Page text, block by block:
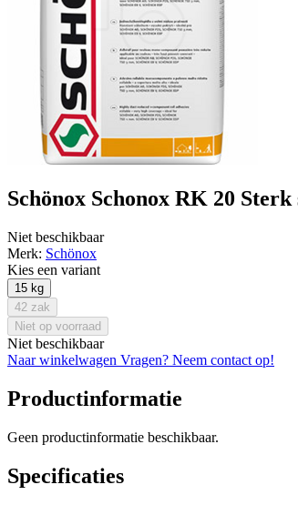
Schönox Schonox RK 20
Niet beschikbaar
Merk: Schönox
Kies een variant
15 kg
42 zak
Niet op voorraad
Niet beschikbaar
Naar winkelwagen Vragen? Neem contact op!
Productinformatie
Geen productinformatie beschikbaar.
Specificaties